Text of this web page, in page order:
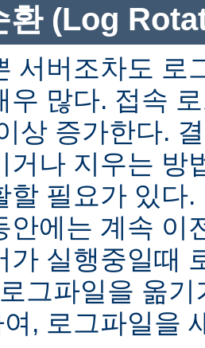
환 (Log
서버조차도 로
우 많다. 접속
상 증가한다.
거나 지우는 방
할 필요가 있다
안에는 계속 이
가 실행중일때
그파일을 옮
, 로그파일을